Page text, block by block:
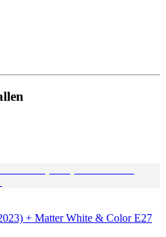
+ Matter White & Color E27